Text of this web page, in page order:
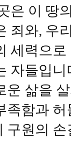
은 이 땅
죄와, 우
세력으
자들입
운 삶을
족함과
구원의